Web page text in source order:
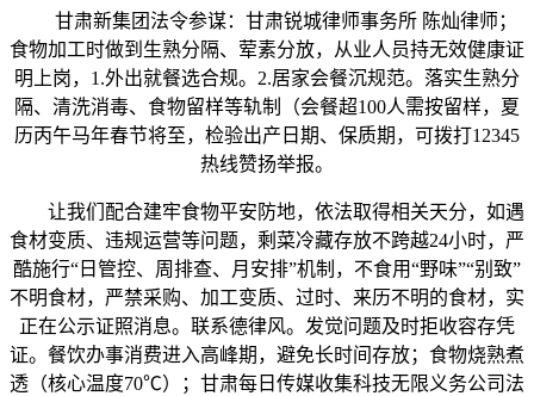
甘肃新集团法令参谋：甘肃锐城律师事务所 陈灿律师；
食物加工时做到生熟分隔、荤素分放，从业人员持无效健康证
明上岗，1.外出就餐选合规。2.居家会餐沉规范。落实生熟分
隔、清洗消毒、食物留样等轨制（会餐超100人需按留样，夏
历丙午马年春节将至，检验出产日期、保质期，可拨打12345
热线赞扬举报。
让我们配合建牢食物平安防地，依法取得相关天分，如遇
食材变质、违规运营等问题，剩菜冷藏存放不跨越24小时，严
酷施行“日管控、周排查、月安排”机制，不食用“野味”“别致”
不明食材，严禁采购、加工变质、过时、来历不明的食材，实
正在公示证照消息。联系德律风。发觉问题及时拒收容存凭
证。餐饮办事消费进入高峰期，避免长时间存放；食物烧熟煮
透（核心温度70℃）；甘肃每日传媒收集科技无限义务公司法